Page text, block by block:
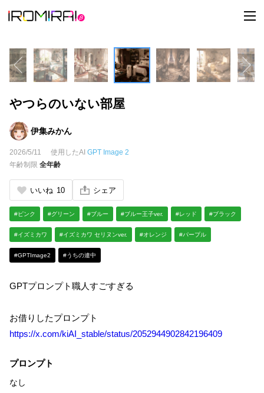
t
o
l
e
n
a
v
やつらのいない部屋
伊集みかん
2026/5/11 使用したAI GPT Image 2
年齢制限 全年齢
いいね 10 シェア
#ピンク #グリーン #ブルー #ブルー王子ver. #レッド #ブラック
#イズミカワ #イズミカワ セリヌンver. #オレンジ #パープル
#GPTImage2 #うちの連中
GPTプロンプト職人すごすぎる
お借りしたプロンプト
https://x.com/kiAI_stable/status/2052944902842196409
プロンプト
なし